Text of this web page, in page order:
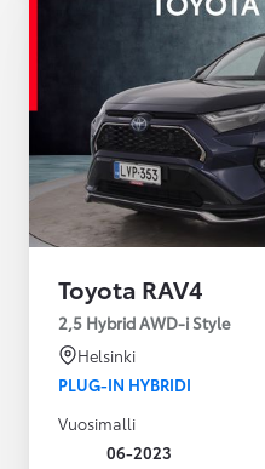
Toyota RAV4
2,5 Hybrid AWD-i Style
Helsinki
PLUG-IN HYBRIDI
Vuosimalli
06-2023